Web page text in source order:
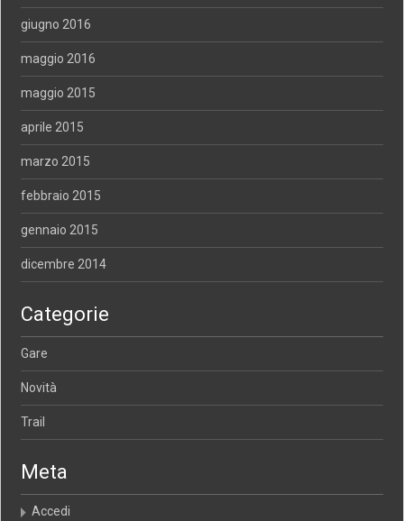
giugno 2016
maggio 2016
maggio 2015
aprile 2015
marzo 2015
febbraio 2015
gennaio 2015
dicembre 2014
Categorie
Gare
Novità
Trail
Meta
Accedi